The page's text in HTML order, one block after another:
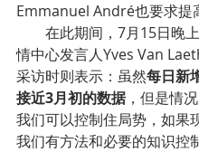
Emmanuel André也要求提
在此期间，7月15日晚
情中心发言人Yves Van
采访时则表示：虽然每日新
接近3月初的数据，但是情况
我们可以控制住局势，如果
我们有方法和必要的知识控